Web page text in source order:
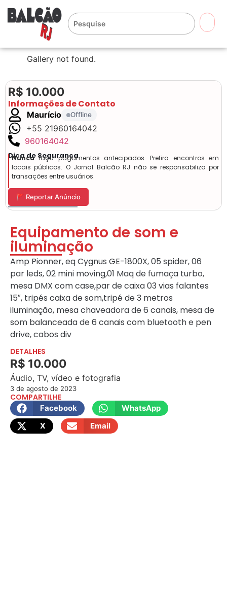
Gallery not found.
R$ 10.000
Informações de Contato
Maurício Offline
+55 21960164042
960164042
Dica de Segurança
Nuncafaça pagamentos antecipados. Prefira encontros em
locais públicos. O Jornal Balcão RJ não se responsabiliza por
transações entre usuários.
🚩 Reportar Anúncio
Equipamento de som e
iluminação
Amp Pionner, eq Cygnus GE-1800X, 05 spider, 06
par leds, 02 mini moving,01 Maq de fumaça turbo,
mesa DMX com case,par de caixa 03 vias falantes
15″, tripés caixa de som,tripé de 3 metros
iluminação, mesa chaveadora de 6 canais, mesa de
som balanceada de 6 canais com bluetooth e pen
drive, cabos div
DETALHES
R$ 10.000
Áudio, TV, vídeo e fotografia
3 de agosto de 2023
COMPARTILHE
Facebook
WhatsApp
X
Email